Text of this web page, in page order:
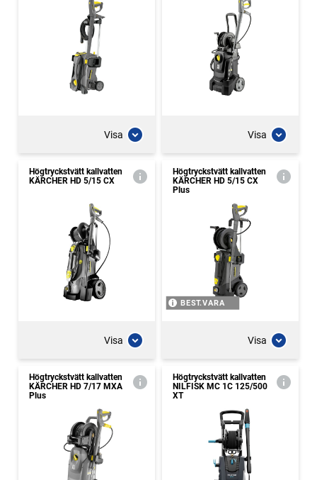
Visa Visa
Högtryckstvätt kallvatten
KÄRCHER HD 5/15 CX
Visa
Högtryckstvätt kallvatten
KÄRCHER HD 5/15 CX
Plus
BEST.VARA
Visa
Högtryckstvätt kallvatten
KÄRCHER HD 7/17 MXA
Plus
Högtryckstvätt kallvatten
NILFISK MC 1C 125/500
XT